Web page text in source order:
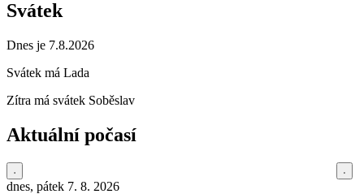
Svátek
Dnes je 7.8.2026
Svátek má Lada
Zítra má svátek Soběslav
Aktuální počasí
dnes, pátek 7. 8. 2026